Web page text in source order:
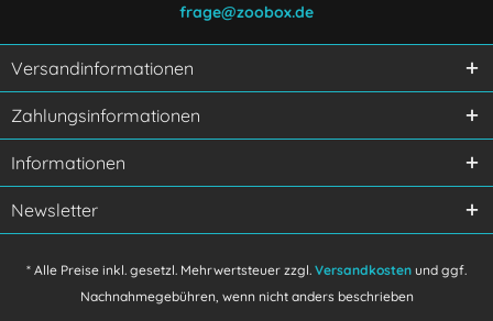
Ich habe die
verstanden und stimme zu.
Mit * gekennzeichnete Felder sind Pflichtfelder.
Senden
frage@zoobox.de
Versandinformationen
Zahlungsinformationen
Informationen
Newsletter
* Alle Preise inkl. gesetzl. Mehrwertsteuer zzgl. Versandkosten und ggf.
Nachnahmegebühren, wenn nicht anders beschrieben